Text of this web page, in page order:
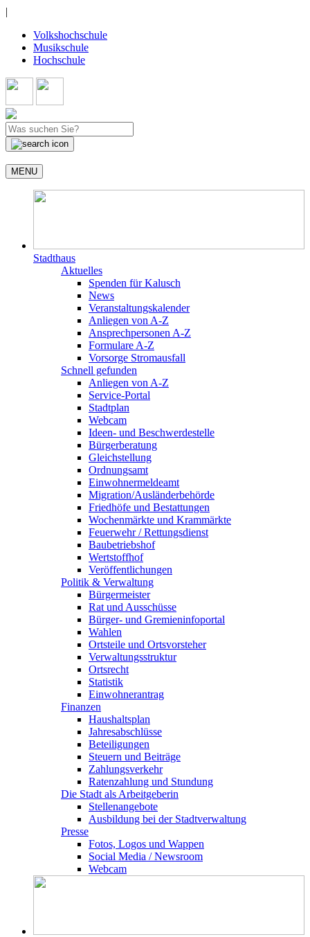
|
Volkshochschule
Musikschule
Hochschule
MENU
Stadthaus
Aktuelles
Spenden für Kalusch
News
Veranstaltungskalender
Anliegen von A-Z
Ansprechpersonen A-Z
Formulare A-Z
Vorsorge Stromausfall
Schnell gefunden
Anliegen von A-Z
Service-Portal
Stadtplan
Webcam
Ideen- und Beschwerdestelle
Bürgerberatung
Gleichstellung
Ordnungsamt
Einwohnermeldeamt
Migration/Ausländerbehörde
Friedhöfe und Bestattungen
Wochenmärkte und Krammärkte
Feuerwehr / Rettungsdienst
Baubetriebshof
Wertstoffhof
Veröffentlichungen
Politik & Verwaltung
Bürgermeister
Rat und Ausschüsse
Bürger- und Gremieninfoportal
Wahlen
Ortsteile und Ortsvorsteher
Verwaltungsstruktur
Ortsrecht
Statistik
Einwohnerantrag
Finanzen
Haushaltsplan
Jahresabschlüsse
Beteiligungen
Steuern und Beiträge
Zahlungsverkehr
Ratenzahlung und Stundung
Die Stadt als Arbeitgeberin
Stellenangebote
Ausbildung bei der Stadtverwaltung
Presse
Fotos, Logos und Wappen
Social Media / Newsroom
Webcam